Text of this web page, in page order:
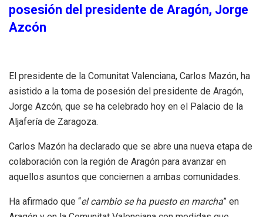
posesión del presidente de Aragón, Jorge
Azcón
El presidente de la Comunitat Valenciana, Carlos Mazón, ha
asistido a la toma de posesión del presidente de Aragón,
Jorge Azcón, que se ha celebrado hoy en el Palacio de la
Aljafería de Zaragoza.
Carlos Mazón ha declarado que se abre una nueva etapa de
colaboración con la región de Aragón para avanzar en
aquellos asuntos que conciernen a ambas comunidades.
Ha afirmado que “el cambio se ha puesto en marcha” en